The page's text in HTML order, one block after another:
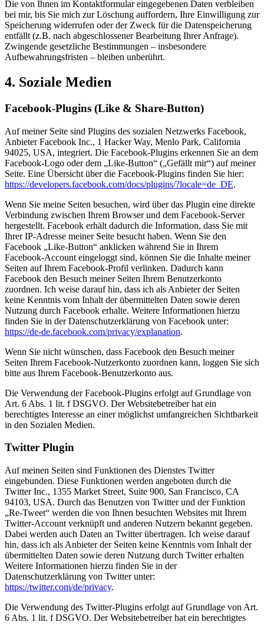
Die von Ihnen im Kontaktformular eingegebenen Daten verbleiben
bei mir, bis Sie mich zur Löschung auffordern, Ihre Einwilligung zur
Speicherung widerrufen oder der Zweck für die Datenspeicherung
entfällt (z.B. nach abgeschlossener Bearbeitung Ihrer Anfrage).
Zwingende gesetzliche Bestimmungen – insbesondere
Aufbewahrungsfristen – bleiben unberührt.
4. Soziale Medien
Facebook-Plugins (Like & Share-Button)
Auf meiner Seite sind Plugins des sozialen Netzwerks Facebook,
Anbieter Facebook Inc., 1 Hacker Way, Menlo Park, California
94025, USA, integriert. Die Facebook-Plugins erkennen Sie an dem
Facebook-Logo oder dem „Like-Button“ („Gefällt mir“) auf meiner
Seite. Eine Übersicht über die Facebook-Plugins finden Sie hier:
https://developers.facebook.com/docs/plugins/?locale=de_DE.
Wenn Sie meine Seiten besuchen, wird über das Plugin eine direkte
Verbindung zwischen Ihrem Browser und dem Facebook-Server
hergestellt. Facebook erhält dadurch die Information, dass Sie mit
Ihrer IP-Adresse meiner Seite besucht haben. Wenn Sie den
Facebook „Like-Button“ anklicken während Sie in Ihrem
Facebook-Account eingeloggt sind, können Sie die Inhalte meiner
Seiten auf Ihrem Facebook-Profil verlinken. Dadurch kann
Facebook den Besuch meiner Seiten Ihrem Benutzerkonto
zuordnen. Ich weise darauf hin, dass ich als Anbieter der Seiten
keine Kenntnis vom Inhalt der übermittelten Daten sowie deren
Nutzung durch Facebook erhalte. Weitere Informationen hierzu
finden Sie in der Datenschutzerklärung von Facebook unter:
https://de-de.facebook.com/privacy/explanation.
Wenn Sie nicht wünschen, dass Facebook den Besuch meiner
Seiten Ihrem Facebook-Nutzerkonto zuordnen kann, loggen Sie sich
bitte aus Ihrem Facebook-Benutzerkonto aus.
Die Verwendung der Facebook-Plugins erfolgt auf Grundlage von
Art. 6 Abs. 1 lit. f DSGVO. Der Websitebetreiber hat ein
berechtigtes Interesse an einer möglichst umfangreichen Sichtbarkeit
in den Sozialen Medien.
Twitter Plugin
Auf meinen Seiten sind Funktionen des Dienstes Twitter
eingebunden. Diese Funktionen werden angeboten durch die
Twitter Inc., 1355 Market Street, Suite 900, San Francisco, CA
94103, USA. Durch das Benutzen von Twitter und der Funktion
„Re-Tweet“ werden die von Ihnen besuchten Websites mit Ihrem
Twitter-Account verknüpft und anderen Nutzern bekannt gegeben.
Dabei werden auch Daten an Twitter übertragen. Ich weise darauf
hin, dass ich als Anbieter der Seiten keine Kenntnis vom Inhalt der
übermittelten Daten sowie deren Nutzung durch Twitter erhalten
Weitere Informationen hierzu finden Sie in der
Datenschutzerklärung von Twitter unter:
https://twitter.com/de/privacy.
Die Verwendung des Twitter-Plugins erfolgt auf Grundlage von Art.
6 Abs. 1 lit. f DSGVO. Der Websitebetreiber hat ein berechtigtes